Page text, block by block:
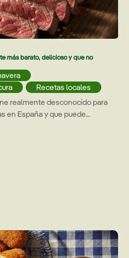
más barato, delicioso y que no
,
,
Recetas locales
realmente desconocido para
en España y que puede...